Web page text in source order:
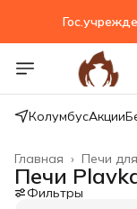
КолумбусАкции
Печи
Главная ›
Печи
Фильтры